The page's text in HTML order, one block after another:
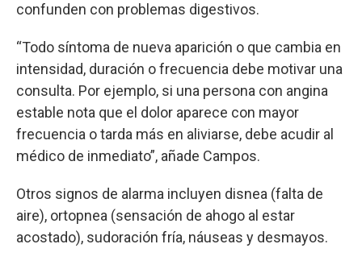
confunden con problemas digestivos.
“Todo síntoma de nueva aparición o que cambia en
intensidad, duración o frecuencia debe motivar una
consulta. Por ejemplo, si una persona con angina
estable nota que el dolor aparece con mayor
frecuencia o tarda más en aliviarse, debe acudir al
médico de inmediato”, añade Campos.
Otros signos de alarma incluyen disnea (falta de
aire), ortopnea (sensación de ahogo al estar
acostado), sudoración fría, náuseas y desmayos.